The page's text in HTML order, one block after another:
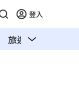
登入
旅遊 汽車